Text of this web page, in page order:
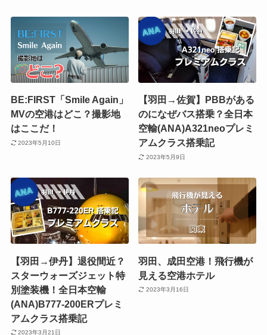
BE:FIRST「Smile Again」
MVの空港はどこ？撮影地
はここだ！
2023年5月10日
【羽田→佐賀】PBBがある
のになぜバス搭乗？全日本
空輸(ANA)A321neoプレミ
アムクラス搭乗記
2023年5月9日
【羽田→伊丹】退役間近？
スターウォーズジェット特
別塗装機！全日本空輸
(ANA)B777-200ERプレミ
アムクラス搭乗記
2023年3月21日
羽田、成田空港！飛行機が
見える空港ホテル
2023年3月16日